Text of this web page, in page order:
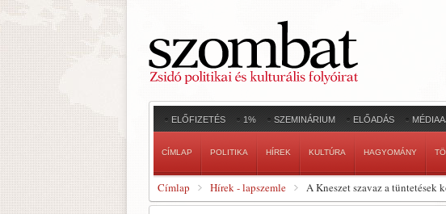
ELŐFIZETÉS 1% SZEMINÁRIUM ELŐADÁS
CÍMLAP POLITIKA HÍREK KULTÚRA HAGYOMÁNY
Címlap Hírek - lapszemle A Kneszet szavaz a tüntetések